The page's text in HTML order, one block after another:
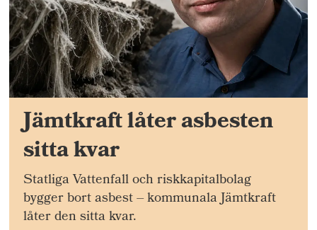
Jämtkraft låter asbesten
sitta kvar
Statliga Vattenfall och riskkapitalbolag
bygger bort asbest – kommunala Jämtkraft
låter den sitta kvar.